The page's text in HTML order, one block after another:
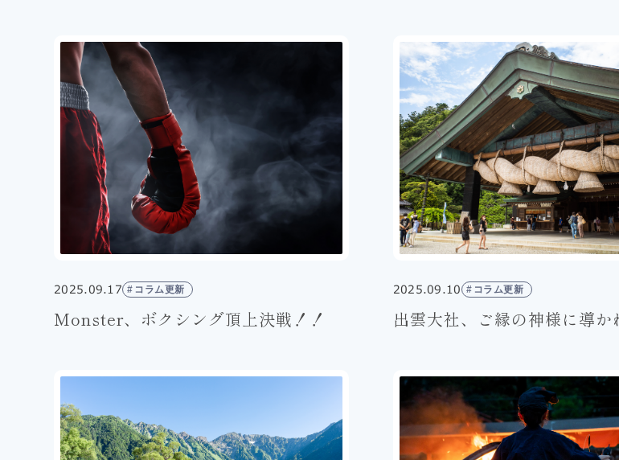
2025.09.17 コラム更新
Monster、ボクシング頂上決戦！！
2025.09.10 コラム更新
出雲大社、ご縁の神様に導か